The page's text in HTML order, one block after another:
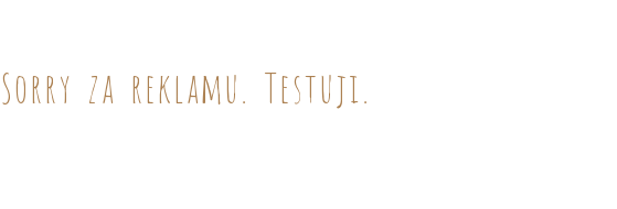
Sorry za reklamu. Testuji.